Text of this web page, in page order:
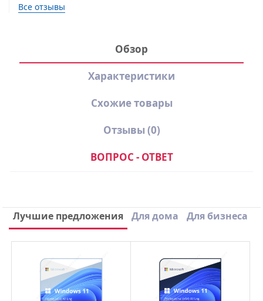
Все отзывы
Обзор
Характеристики
Схожие товары
Отзывы (0)
ВОПРОС - ОТВЕТ
Вид лицензии
Подписка
Срок лицензии
Написать отзыв
×
Email
Лучшие предложения Для дома Для бизнеса